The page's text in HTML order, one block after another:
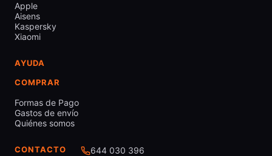
Apple
Aisens
Kaspersky
Xiaomi
AYUDA
COMPRAR
Formas de Pago
Gastos de envío
Quiénes somos
CONTACTO
644 030 396